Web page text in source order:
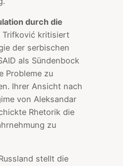
durch die
Trifković kritisiert
der serbischen
als Sündenbock
Probleme zu
Ihrer Ansicht nach
von Aleksandar
Rhetorik die
zu
stellt die